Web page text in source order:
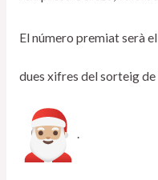
El número premiat serà
dues xifres del sorteig